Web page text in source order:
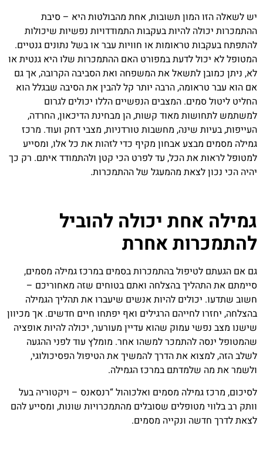
יש לשאלה הזו המון תשובות, אחת מהבולטות היא – סיבת
ההתמכרות יכולה להיות בעקבות התמודדויות נפשיות שיכולות
להתפתח בעקבות טראומות או חוויות עבר או בשל נתונים גנטיים.
המטופל לא יכול לדעת במפורט האם ההתמכרות שלו היא גנטית או
לא, ניתן כמובן לתשאל את המשפחה ואת הסביבה הקרובה, אך גם
אם הוא עבר טראומה, הרבה יותר קל להבין את הסיבה שבגלל הוא
החליט ליטול סמים. המצבים הנפשיים הללו יכולים לגרום
למשתמש לתחושות מאוד קשות, הן מבחינת הדיכאון, החרדה,
העייפות, בעיות שינה, מחשבות טורדניות, מצבי דחק ועוד. מרכז
גמילה מסמים מבצע אבחון מקיף כדי לזהות את כל אלו, ומסייע
למטופל לראות את הכל, עד לפרט הכי קטן ולהתמודד איתם. רק כך
יהיה הכי נכון לצאת מהמעגל של ההתמכרות.
גמילה אחת יכולה להוביל
להתמכרות אחרת
גם אם הגעתם לטיפול בהתמכרות בסמים במרכז גמילה מסמים,
סיימתם את התהליך בהצלחה ואתם בטוחים שזה מאחוריכם –
חשוב שתדעו. יכולים להיות אנשים שיעברו את תהליך הגמילה
בהצלחה, יחזרו לחייהם הרגילים ואף יפתחו חיים חדשים. אך מכיוון
שישנו מצב נפשי עמוק שהוא עדיין מעורער, יכולה להיות אופציה
שהמטופל ינסה להתמכר למשהו אחר. מומלץ עוד לפני ההגעה
לשלב הזה, למצוא את הדרך להמשיך את הטיפול הפסיכולוגי,
ולשמר את מה שלמדתם במרכז הגמילה.
לסיכום, מרכז גמילה מסמים ואלכוהול “רנסאנס – ויקטוריה בעל
וותק רב בלווי מטופלים שסובלים מהתמכרויות שונות, ומסייע להם
לצאת לדרך חדשה ונקייה מסמים.